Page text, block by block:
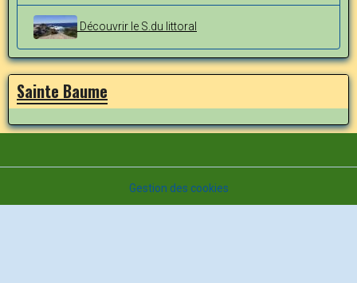
Découvrir le S.du littoral
Sainte Baume
Gestion des cookies